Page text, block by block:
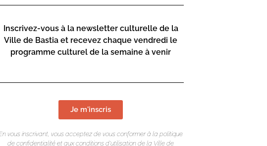
et laissez vous emporter par le rythme!
Inscrivez-vous à la newsletter culturelle de la
Ville de Bastia et recevez chaque vendredi le
programme culturel de la semaine à venir
Je m'inscris
vous inscrivant, vous acceptez de vous conformer à la politique
de confidentialité et aux conditions d’utilisation de la Ville de